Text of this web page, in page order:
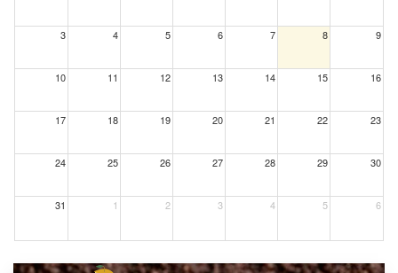
3 4 5 6 7 8 9
10 11 12 13 14 15 16
17 18 19 20 21 22 23
24 25 26 27 28 29 30
31 1 2 3 4 5 6